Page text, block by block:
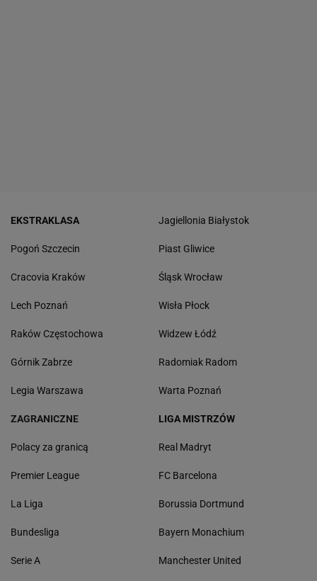
EKSTRAKLASA
Pogoń Szczecin
Cracovia Kraków
Lech Poznań
Raków Częstochowa
Górnik Zabrze
Legia Warszawa
Jagiellonia Białystok
Piast Gliwice
Śląsk Wrocław
Wisła Płock
Widzew Łódź
Radomiak Radom
Warta Poznań
ZAGRANICZNE
Polacy za granicą
Premier League
La Liga
Bundesliga
Serie A
LIGA MISTRZÓW
Real Madryt
FC Barcelona
Borussia Dortmund
Bayern Monachium
Manchester United